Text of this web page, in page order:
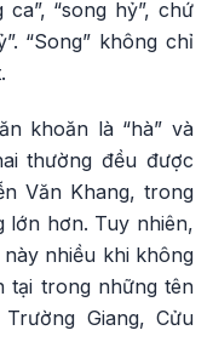
ca”, “song hỷ”, chứ
“Song” không chỉ
khoăn là “hà” và
thường đều được
Văn Khang, trong
lớn hơn. Tuy nhiên,
nhiều khi không
tại trong những tên
Giang, Cửu